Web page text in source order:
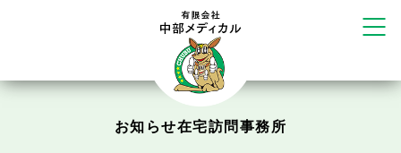
デイサービス
デイサービスあやめお知らせ在宅訪問事務所